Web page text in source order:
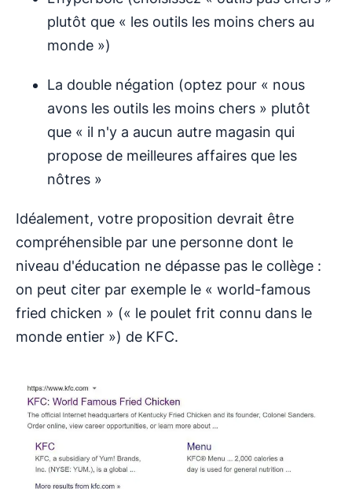
plutôt que « les outils les moins chers au
monde »)
La double négation (optez pour « nous
avons les outils les moins chers » plutôt
que « il n'y a aucun autre magasin qui
propose de meilleures affaires que les
nôtres »
Idéalement, votre proposition devrait être
compréhensible par une personne dont le
niveau d'éducation ne dépasse pas le collège :
on peut citer par exemple le « world-famous
fried chicken » (« le poulet frit connu dans le
monde entier ») de KFC.